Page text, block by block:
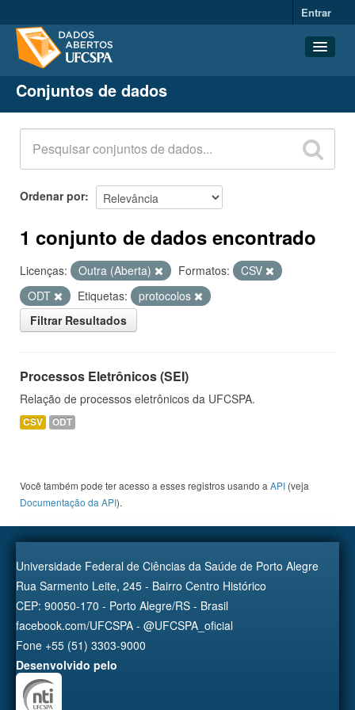
Entrar
Conjuntos de dados
Organizações
Grupos
Sobre
Conjuntos de dados
Ordenar por
1 conjunto de dados encontrado
Licenças: Outra (Aberta) Formatos:
CSV
ODT
Etiquetas:
protocolos
Filtrar Resultados
Processos Eletrônicos (SEI)
Relação de processos eletrônicos da UFCSPA.
CSV ODT
Você também pode ter acesso a esses registros usando a API (veja
Documentação da API).
Universidade Federal de Ciências da Saúde de Porto Alegre
Rua Sarmento Leite, 245 - Bairro Centro Histórico
CEP: 90050-170 - Porto Alegre/RS - Brasil
facebook.com/UFCSPA - @UFCSPA_oficial
Fone +55 (51) 3303-9000
Desenvolvido pelo